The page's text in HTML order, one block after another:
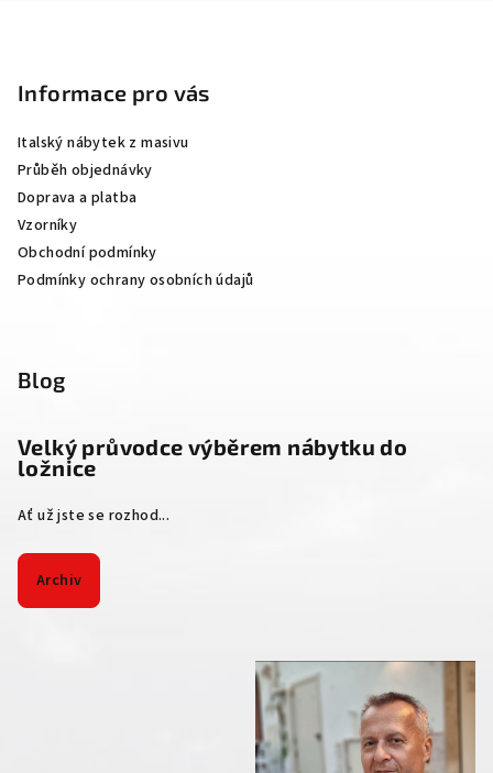
Informace pro vás
Italský nábytek z masivu
Průběh objednávky
Doprava a platba
Vzorníky
Obchodní podmínky
Podmínky ochrany osobních údajů
Blog
Velký průvodce výběrem nábytku do
ložnice
Ať už jste se rozhod...
Archiv